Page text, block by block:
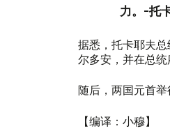
力。-托
据悉，托卡耶夫总
尔多安，并在总统
随后，两国元首举
【编译：小穆】